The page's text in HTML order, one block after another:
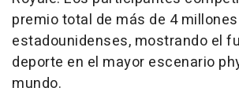
premio total de más de 4
estadounidenses, mostrando el
deporte en el mayor escenario
mundo.